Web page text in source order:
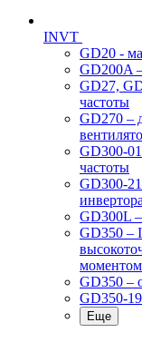
INVT
GD20 -
GD200A
GD27,
частоты
GD270 –
GD300-
частоты
GD300-
GD300L
GD350 –
GD350 –
GD350-
Еще